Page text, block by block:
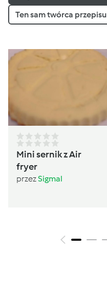
Ten sam twórca przepisu
Mini sernik z Air
fryer
przezSigmal